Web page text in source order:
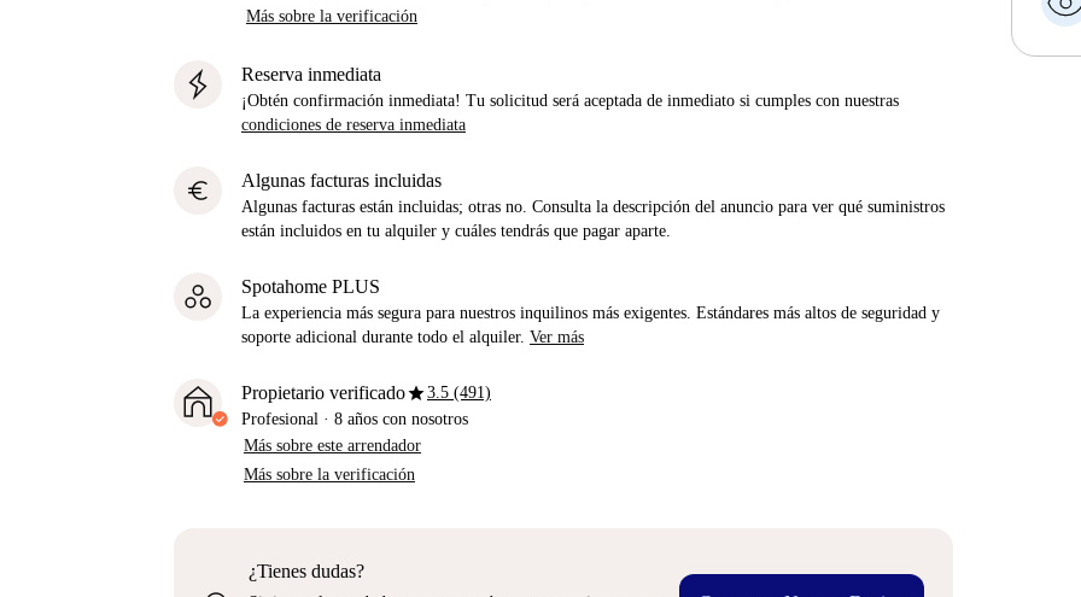
Más sobre la verificación
Reserva inmediata
¡Obtén confirmación inmediata! Tu solicitud será aceptada de inmediato si cumples con nuestras
condiciones de reserva inmediata
euro Algunas facturas incluidas
Algunas facturas están incluidas; otras no. Consulta la descripción del anuncio para ver qué suministros
están incluidos en tu alquiler y cuáles tendrás que pagar aparte.
Spotahome PLUS
La experiencia más segura para nuestros inquilinos más exigentes. Estándares más altos de seguridad y
soporte adicional durante todo el alquiler. Ver más
Propietario verificadostar3.5 (491)
Profesional · 8 años con nosotros
Más sobre este arrendador
Más sobre la verificación
¿Tienes dudas?